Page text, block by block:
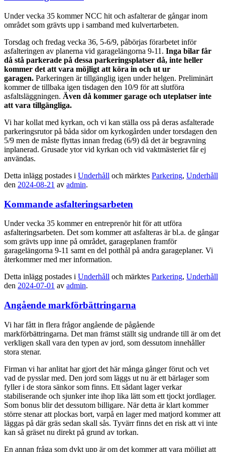
Under vecka 35 kommer NCC hit och asfalterar de gångar inom
området som grävts upp i samband med kulvertarbeten.
Torsdag och fredag vecka 36, 5-6/9, påbörjas förarbetet inför
asfalteringen av planerna vid garagelängorna 9-11. Inga bilar får
då stå parkerade på dessa parkeringsplatser då, inte heller
kommer det att vara möjligt att köra in och ut ur
garagen. Parkeringen är tillgänglig igen under helgen. Preliminärt
kommer de tillbaka igen tisdagen den 10/9 för att slutföra
asfaltsläggningen. Även då kommer garage och uteplatser inte
att vara tillgängliga.
Vi har kollat med kyrkan, och vi kan ställa oss på deras asfalterade
parkeringsrutor på båda sidor om kyrkogården under torsdagen den
5/9 men de måste flyttas innan fredag (6/9) då det är begravning
inplanerad. Grusade ytor vid kyrkan och vid vaktmästeriet får ej
användas.
Detta inlägg postades i Underhåll och märktes Parkering, Underhåll
den 2024-08-21 av admin.
Kommande asfalteringsarbeten
Under vecka 35 kommer en entreprenör hit för att utföra
asfalteringsarbeten. Det som kommer att asfalteras är bl.a. de gångar
som grävts upp inne på området, garageplanen framför
garagelängorna 9-11 samt en del potthål på andra garageplaner. Vi
återkommer med mer information.
Detta inlägg postades i Underhåll och märktes Parkering, Underhåll
den 2024-07-01 av admin.
Angående markförbättringarna
Vi har fått in flera frågor angående de pågående
markförbättringarna. Det man främst ställt sig undrande till är om det
verkligen skall vara den typen av jord, som dessutom innehåller
stora stenar.
Firman vi har anlitat har gjort det här många gånger förut och vet
vad de pysslar med. Den jord som läggs ut nu är ett bärlager som
fyller i de stora sänkor som finns. Ett sådant lager verkar
stabiliserande och sjunker inte ihop lika lätt som ett tjockt jordlager.
Som bonus blir det dessutom billigare. När detta är klart kommer
större stenar att plockas bort, varpå en lager med matjord kommer att
läggas på där gräs sedan skall sås. Tyvärr finns det en risk att vi inte
kan så gräset nu direkt på grund av torkan.
En annan fråga som dykt upp är om det kommer att vara möjligt att